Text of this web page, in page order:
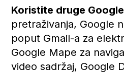
Koristite druge
pretraživanja, Google
poput Gmail-a za
Google Mape za
video sadržaj, Google